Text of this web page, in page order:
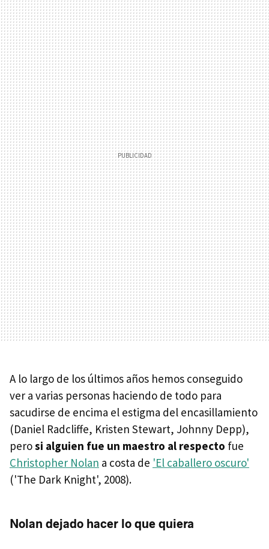
A lo largo de los últimos años hemos conseguido
ver a varias personas haciendo de todo para
sacudirse de encima el estigma del encasillamiento
(Daniel Radcliffe, Kristen Stewart, Johnny Depp),
perosi alguien fue un maestro al respecto fue
Christopher Nolan a costa de 'El caballero oscuro'
('The Dark Knight', 2008).
Nolan dejado hacer lo que quiera